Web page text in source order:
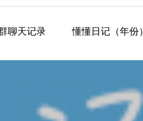
聊天记录 懂懂日记（年份）